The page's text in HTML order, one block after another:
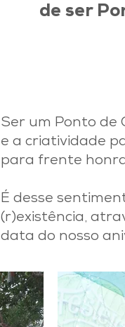
de ser
Ser um Ponto de
e a criatividade
para frente
É desse
(r)existência,
data do nosso